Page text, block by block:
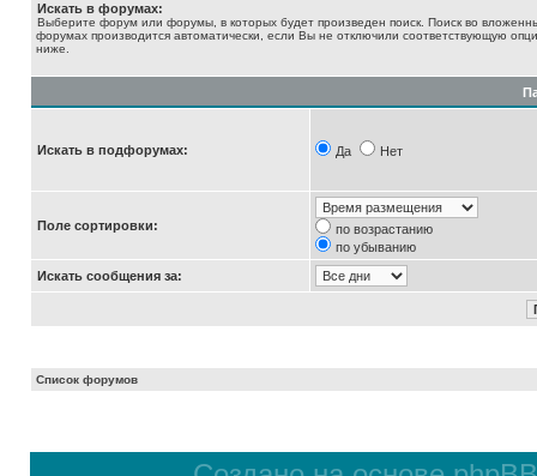
Искать в форумах:
Выберите форум или форумы, в которых будет произведен поиск. Поиск во
форумах производится автоматически, если Вы не отключили соответствующую
ниже.
Искать в подфорумах: Да Нет
Поле сортировки:
по возрастанию
по убыванию
Искать сообщения за:
Список форумов